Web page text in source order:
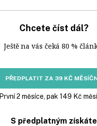
Chcete číst dál?
Ještě na vás čeká 80 %
PŘEDPLATIT ZA 39 KČ
První 2 měsíce, pak 149 Kč
S předplatným získáte